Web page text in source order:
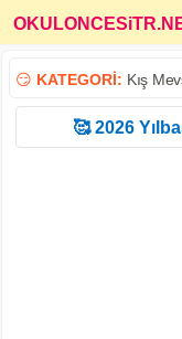
😏 KATEGORİ: Kış
🥰 2026